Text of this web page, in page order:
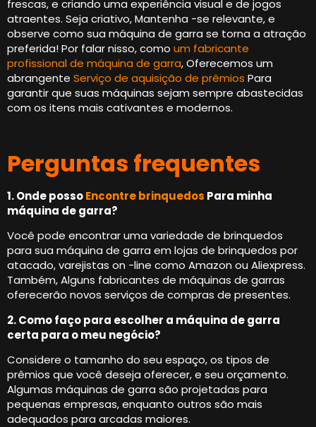
frescas, e criando uma experiência visual e de jogos
atraentes. Seja criativo, Mantenha -se relevante, e
observe como sua máquina de garra se torna a atração
preferida! Por falar nisso, como um fabricante
profissional de máquina de garra, Oferecemos um
abrangente Serviço de aquisição de prêmios Para
garantir que suas máquinas sejam sempre abastecidas
com os itens mais cativantes e modernos.
Perguntas frequentes
1. Onde possoEncontre brinquedos Para minha
máquina de garra?
Você pode encontrar uma variedade de brinquedos
para sua máquina de garra em lojas de brinquedos por
atacado, varejistas on -line como Amazon ou Aliexpress.
Também, Alguns fabricantes de máquinas de garras
oferecerão novos serviços de compras de presentes.
2. Como faço para escolher a máquina de garra
certa para o meu negócio?
Considere o tamanho do seu espaço, os tipos de
prêmios que você deseja oferecer, e seu orçamento.
Algumas máquinas de garra são projetadas para
pequenas empresas, enquanto outros são mais
adequados para arcadas maiores.